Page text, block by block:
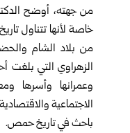
من جهته، أوضح
خاصة لأنها تتناول
من بلاد الشام
الزهراوي التي بلغت
وعمرانها وأسرها
الاجتماعية
باحث في تاريخ حمص.